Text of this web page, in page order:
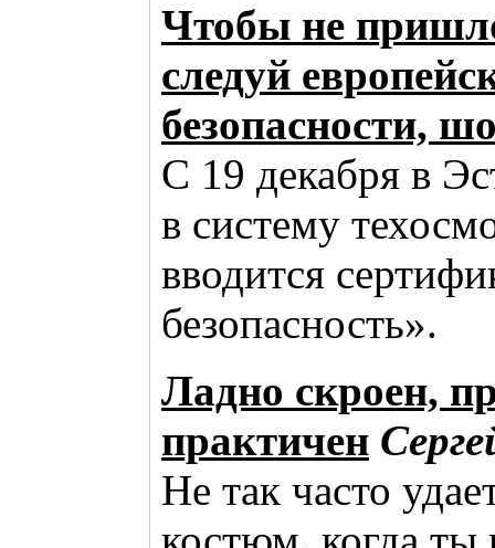
Чтобы не
следуй
безопасности,
С 19 декабря в
в систему
вводится
безопасность».
Ладно скроен,
практичен
Не так часто